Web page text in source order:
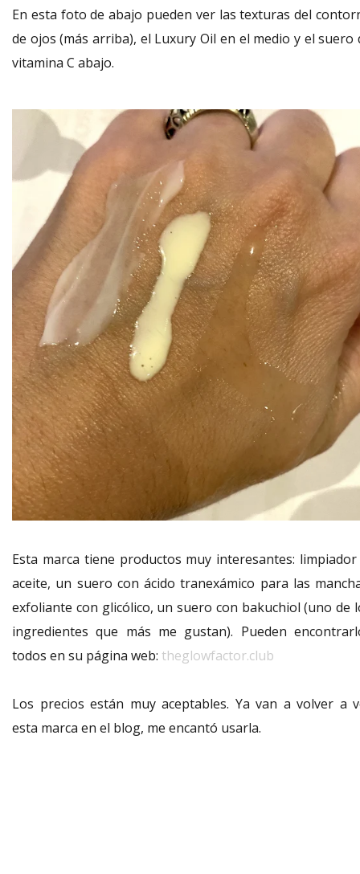
En esta foto de abajo pueden ver las texturas del
de ojos (más arriba), el Luxury Oil en el medio y el suero
vitamina C abajo.
Esta marca tiene productos muy interesantes:
aceite, un suero con ácido tranexámico para las
exfoliante con glicólico, un suero con bakuchiol (uno de
ingredientes que más me gustan). Pueden
todos en su página web: theglowfactor.club
Los precios están muy aceptables. Ya van a volver a
esta marca en el blog, me encantó usarla.